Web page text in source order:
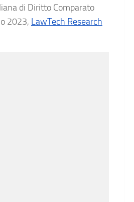
di Diritto Comparato
2023, LawTech Research